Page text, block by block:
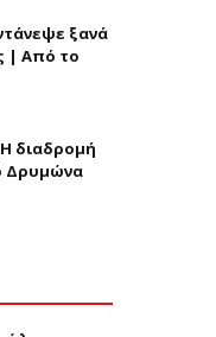
ξανά
| Από το
διαδρομή
Δρυμώνα